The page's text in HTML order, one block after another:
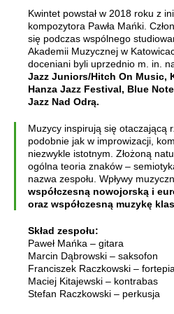
Kwintet powstał w 2018 roku z
kompozytora Pawła Mańki.
się podczas wspólnego
Akademii Muzycznej w
doceniani byli uprzednio m. in.
Jazz Juniors/Hitch On Music,
Hanza Jazz Festival, Blue
Jazz Nad Odrą.
Muzycy inspirują się otaczającą
podobnie jak w improwizacji,
niezwykle istotnym. Złożoną
ogólna teoria znaków –
nazwa zespołu. Wpływy
współczesną nowojorską i
oraz współczesną muzykę
Skład zespołu:
Paweł Mańka – gitara
Marcin Dąbrowski – saksofon
Franciszek Raczkowski –
Maciej Kitajewski – kontrabas
Stefan Raczkowski – perkusja